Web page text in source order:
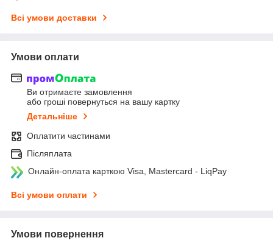
Всі умови доставки
Умови оплати
Ви отримаєте замовлення
або гроші повернуться на вашу картку
Детальніше
Оплатити частинами
Післяплата
Онлайн-оплата карткою Visa, Mastercard - LiqPay
Всі умови оплати
Умови повернення